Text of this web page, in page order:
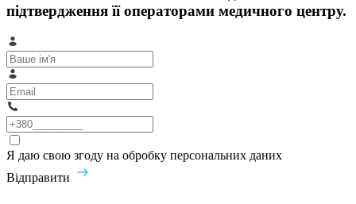
підтвердження її операторами медичного центру.
Я даю свою згоду на обробку персональних даних
Відправити